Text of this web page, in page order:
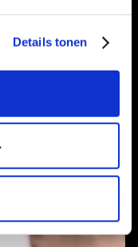
Details tonen